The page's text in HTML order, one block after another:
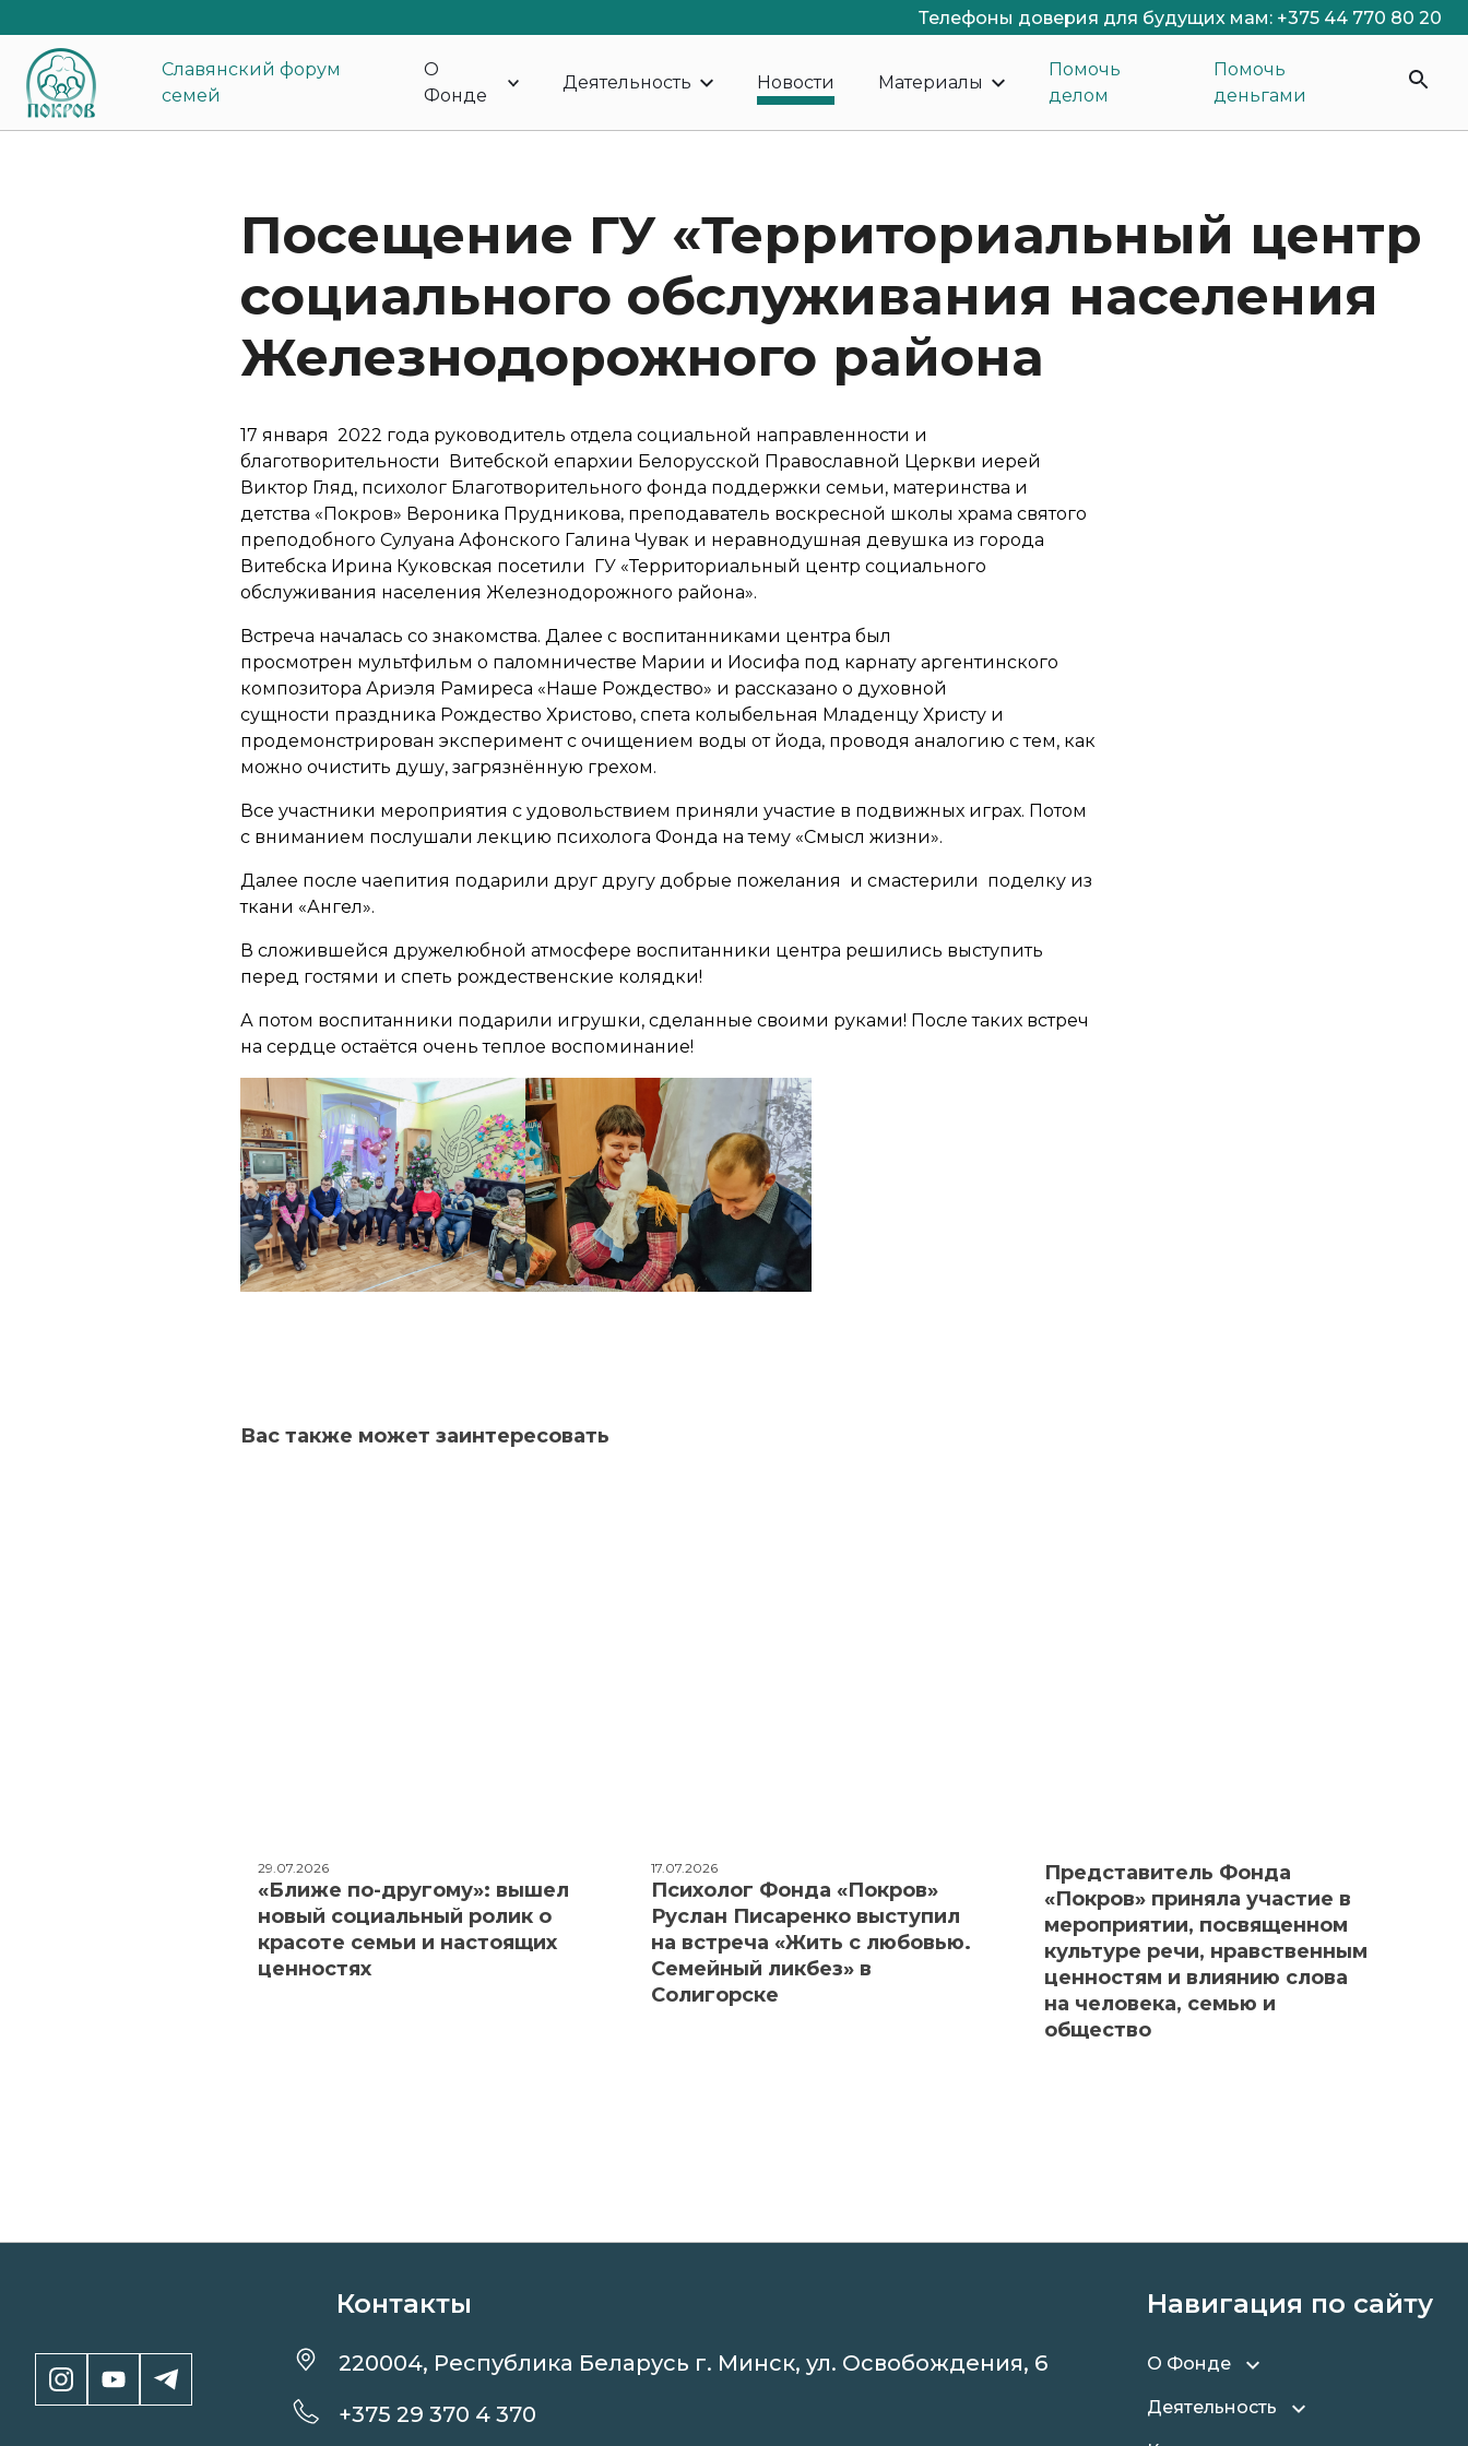
Телефоны доверия для будущих мам: +375 44 770 80 20
Славянский форум
семей
О
Фонде
Деятельность Новости Материалы
Помочь
делом
Помочь
деньгами
Посещение ГУ «Территориальный центр
социального обслуживания населения
Железнодорожного района
17 января 2022 года руководитель отдела социальной направленности и
благотворительности Витебской епархии Белорусской Православной Церкви иерей
Виктор Гляд, психолог Благотворительного фонда поддержки семьи, материнства и
детства «Покров» Вероника Прудникова, преподаватель воскресной школы храма святого
преподобного Сулуана Афонского Галина Чувак и неравнодушная девушка из города
Витебска Ирина Куковская посетили ГУ «Территориальный центр социального
обслуживания населения Железнодорожного района».
Встреча началась со знакомства. Далее с воспитанниками центра был
просмотрен мультфильм о паломничестве Марии и Иосифа под карнату аргентинского
композитора Ариэля Рамиреса «Наше Рождество» и рассказано о духовной
сущности праздника Рождество Христово, спета колыбельная Младенцу Христу и
продемонстрирован эксперимент с очищением воды от йода, проводя аналогию с тем, как
можно очистить душу, загрязнённую грехом.
Все участники мероприятия с удовольствием приняли участие в подвижных играх. Потом
с вниманием послушали лекцию психолога Фонда на тему «Смысл жизни».
Далее после чаепития подарили друг другу добрые пожелания и смастерили поделку из
ткани «Ангел».
В сложившейся дружелюбной атмосфере воспитанники центра решились выступить
перед гостями и спеть рождественские колядки!
А потом воспитанники подарили игрушки, сделанные своими руками! После таких встреч
на сердце остаётся очень теплое воспоминание!
Вас также может заинтересовать
29.07.2026
«Ближе по-другому»: вышел
новый социальный ролик о
красоте семьи и настоящих
ценностях
17.07.2026
Психолог Фонда «Покров»
Руслан Писаренко выступил
на встреча «Жить с любовью.
Семейный ликбез» в
Солигорске
Представитель Фонда
«Покров» приняла участие в
мероприятии, посвященном
культуре речи, нравственным
ценностям и влиянию слова
на человека, семью и
общество
Контакты
220004, Республика Беларусь г. Минск, ул. Освобождения, 6
+375 29 370 4 370
Навигация по сайту
О Фонде
Деятельность